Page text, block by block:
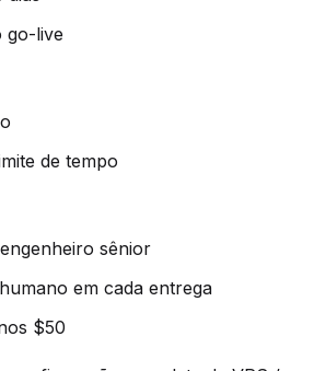
go-live
de tempo
sênior
em cada entrega
$50